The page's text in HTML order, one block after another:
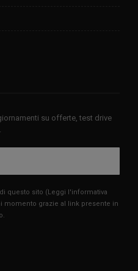
su offerte, test drive
questo sito (Leggi l'informativa
momento grazie al link presente in